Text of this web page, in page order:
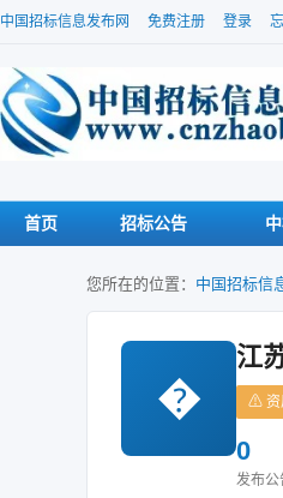
中国招标信息发布网 免费注册 登录
首页 招标公告
您所在的位置： 中国招标信
�
江
⚠ 资
0
发布公